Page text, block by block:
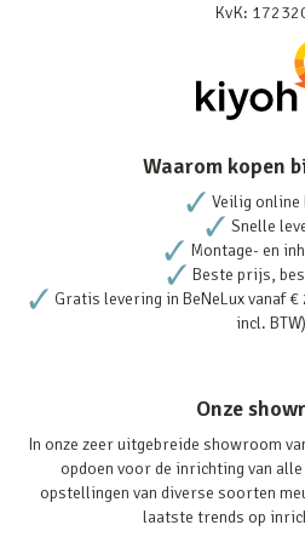
KvK:
Waarom kopen
Veilig online
Snelle
Montage- en
Beste prijs,
Gratis levering in BeNeLux
incl. BTW)
Onze
In onze zeer uitgebreide showroom
opdoen voor de inrichting van
opstellingen van diverse soorten
laatste trends op